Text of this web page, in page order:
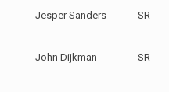
Jesper Sanders SR
John Dijkman SR